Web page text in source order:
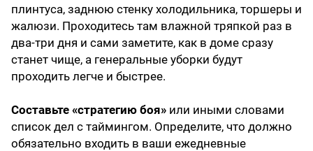
плинтуса, заднюю стенку холодильника, торшеры и
жалюзи. Проходитесь там влажной тряпкой раз в
два-три дня и сами заметите, как в доме сразу
станет чище, а генеральные уборки будут
проходить легче и быстрее.
Составьте «стратегию боя» или иными словами
список дел с таймингом. Определите, что должно
обязательно входить в ваши ежедневные